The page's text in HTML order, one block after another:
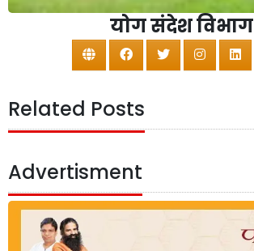
योग संदेश विभाग
Related Posts
Advertisment